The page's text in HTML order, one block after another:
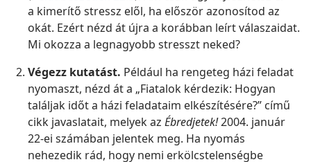
a kimerítő stressz elől, ha először azonosítod az
okát. Ezért nézd át újra a korábban leírt válaszaidat.
Mi okozza a legnagyobb stresszt neked?
Végezz kutatást. Például ha rengeteg házi feladat
nyomaszt, nézd át a „Fiatalok kérdezik: Hogyan
találjak időt a házi feladataim elkészítésére?” című
cikk javaslatait, melyek az Ébredjetek!2004. január
22-ei számában jelentek meg. Ha nyomás
nehezedik rád, hogy nemi erkölcstelenségbe